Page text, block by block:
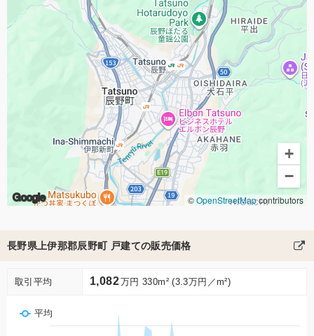
Google
+
−
©OpenStreetMapcontributors
長野県上伊那郡辰野町 戸建ての販売価格
取引平均 1,082万円 330m² (3.3万円／m²)
平均